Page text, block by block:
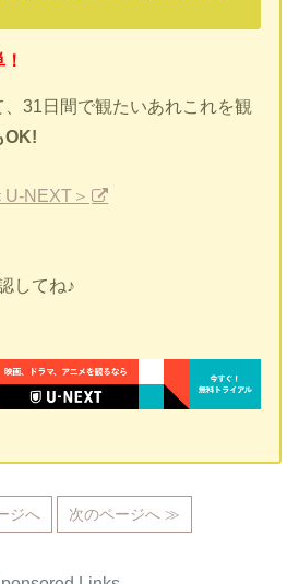
、31日間で観たいあれこれを観
OK!
U-NEXT＞
してね♪
ジへ 次のページへ ≫